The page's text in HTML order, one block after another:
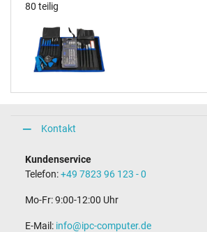
80 teilig
Kontakt
Kundenservice
Telefon:+49 7823 96 123 - 0
Mo-Fr: 9:00-12:00 Uhr
E-Mail: info@ipc-computer.de